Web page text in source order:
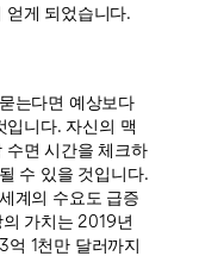
얻게 되었습니다.
는다면 예상보다
입니다. 자신의 맥
수면 시간을 체크하
수 있을 것입니다.
계의 수요도 급증
가치는 2019년
1천만 달러까지